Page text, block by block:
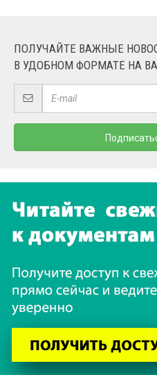
ПОЛУЧАЙТЕ ВАЖНЫЕ
В УДОБНОМ ФОРМАТЕ НА